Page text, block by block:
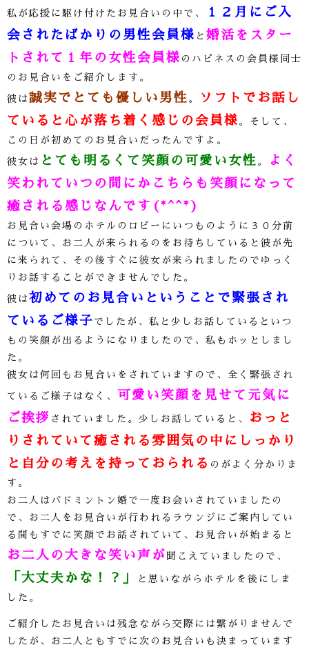
私が応援に駆け付けたお見合いの中で、
１２月にご入
会されたばかりの男性会員様 と 婚活をスター
トされて１年の女性会員様 のハピネスの会員様同士
のお見合いをご紹介します。
彼は 誠実でとても優しい男性 。
ソフトでお話し
ていると心が落ち着く感じの会員様 。そして、
この日が初めてのお見合いだったんですよ。
彼女は とても明るくて笑顔の可愛い女性 。
よく
笑われていつの間にかこちらも笑顔になって
癒される感じなんです(*^^*)
お見合い会場のホテルのロビーにいつものように３０分前
について、お二人が来られるのをお待ちしていると彼が先
に来られて、その後すぐに彼女が来られましたのでゆっく
りお話することができませんでした。
彼は 初めてのお見合いということで緊張され
ているご様子 でしたが、私と少しお話しているといつ
もの笑顔が出るようになりましたので、私もホッとしまし
た。
彼女は何回もお見合いをされていますので、全く緊張され
ているご様子はなく、
可愛い笑顔を見せて元気に
ご挨拶 されていました。少しお話していると、
おっと
りされていて癒される雰囲気の中にしっかり
と自分の考えを持っておられる のがよく分かりま
す。
お二人はバドミントン婚で一度お会いされていましたの
で、お二人をお見合いが行われるラウンジにご案内してい
る間もすでに笑顔でお話されていて、お見合いが始まると
お二人の大きな笑い声が 聞こえていましたので、
「大丈夫かな！？」
と思いながらホテルを後にしま
した。
ご紹介したお見合いは残念ながら交際には繋がりませんで
したが、お二人ともすでに次のお見合いも決まっています